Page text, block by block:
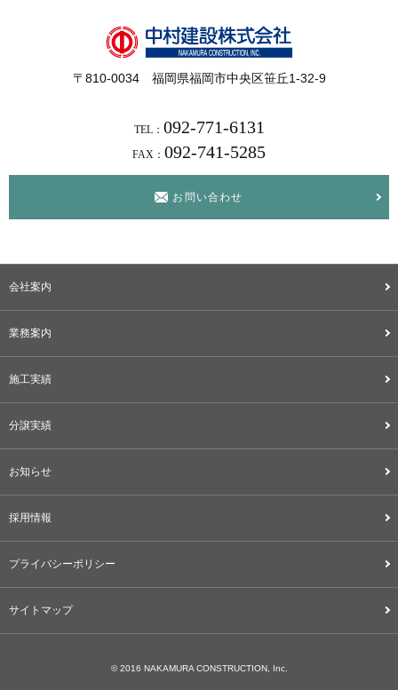
〒810-0034 福岡県福岡市中央区笹丘1-32-9
TEL： 092-771-6131
FAX： 092-741-5285
お問い合わせ
会社案内
業務案内
施工実績
分譲実績
お知らせ
採用情報
プライバシーポリシー
サイトマップ
© 2016 NAKAMURA CONSTRUCTION, Inc.